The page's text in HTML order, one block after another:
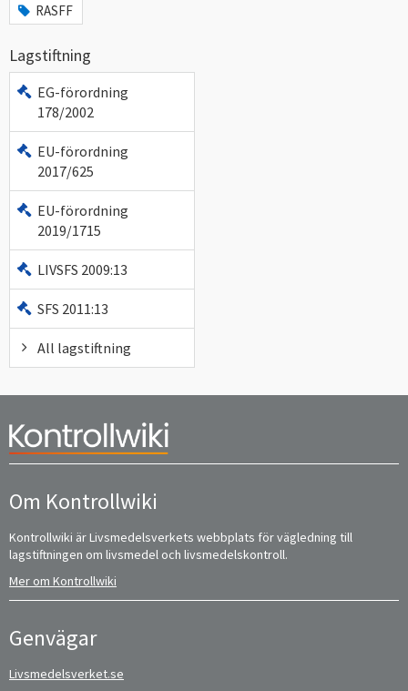
RASFF
Lagstiftning
EG-förordning
178/2002
EU-förordning
2017/625
EU-förordning
2019/1715
LIVSFS 2009:13
SFS 2011:13
All lagstiftning
Om Kontrollwiki
Kontrollwiki är Livsmedelsverkets webbplats för vägledning till
lagstiftningen om livsmedel och livsmedelskontroll.
Mer om Kontrollwiki
Genvägar
Livsmedelsverket.se